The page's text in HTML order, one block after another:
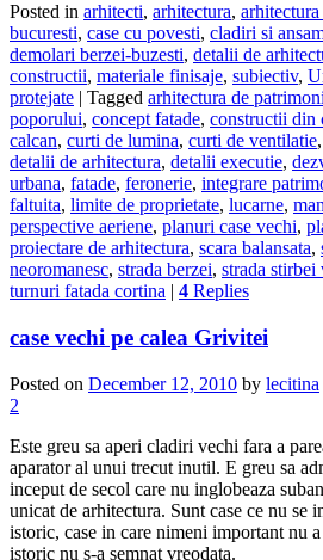
Posted in arhitecti, arhitectura,
bucuresti, case cu povesti, cladiri si
demolari berzei-buzesti, detalii de
constructii, materiale finisaje, subiectiv,
protejate | Tagged arhitectura de
poporului, concept fatade, constructii din
calcan, curti de lumina, curti de ventilatie,
detalii de arhitectura, detalii executie,
urbana, fatade, feronerie, integrare
faltuita, limite de proprietate, lucarne,
perspective aeriene, planuri case vechi,
proiectare de arhitectura, scara balansata,
neoromanesc, strada berzei, strada stirbei
turnuri fatada cortina | 4 Replies
case vechi pe calea Grivitei
Posted on December 12, 2010 by lecitina
2
Este greu sa aperi cladiri vechi fara a
aparator al unui trecut inutil. E greu sa
inceput de secol care nu inglobeaza
unicat de arhitectura. Sunt case ce nu se
istoric, case in care nimeni important nu
istoric nu s-a semnat vreodata.